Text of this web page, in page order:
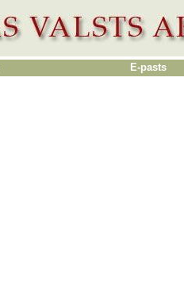
E-pasts